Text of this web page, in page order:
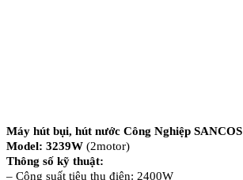
Máy hút bụi, hút nước Công Nghiệp SANCOS
Model: 3239W (2motor)
Thông số kỹ thuật:
– Công suất tiêu thụ điện: 2400W